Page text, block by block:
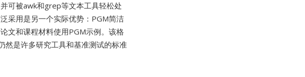
可被awk和grep等文本工具轻松处
采用是另一个实际优势：PGM简洁
文和课程材料使用PGM示例。该格
然是许多研究工具和基准测试的标准